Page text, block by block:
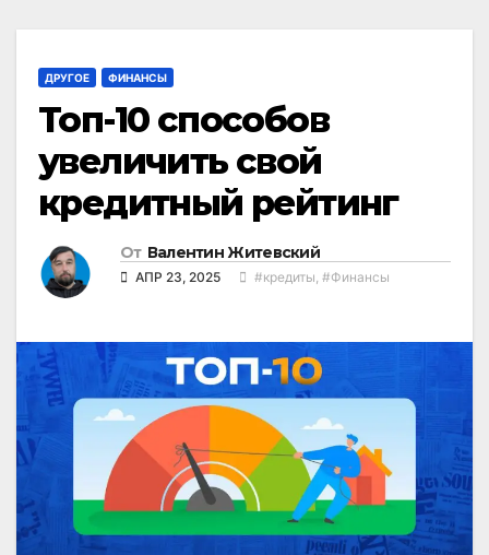
ДРУГОЕ ФИНАНСЫ
Топ-10 способов
увеличить свой
кредитный рейтинг
От Валентин Житевский
АПР 23, 2025 #кредиты, #Финансы